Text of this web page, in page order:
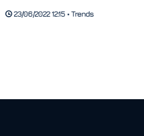
23/06/2022 12:15 • Trends